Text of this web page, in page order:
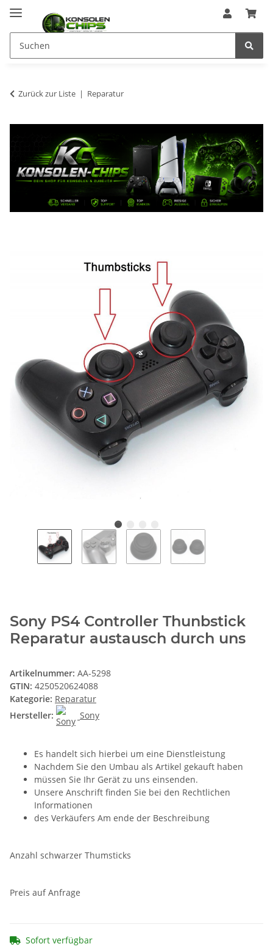
Zurück zur Liste Reparatur
Sony PS4 Controller Thunbstick
Reparatur austausch durch uns
Artikelnummer: AA-5298
GTIN: 4250520624088
Kategorie: Reparatur
Hersteller:
Sony
Es handelt sich hierbei um eine Dienstleistung
Nachdem Sie den Umbau als Artikel gekauft haben
müssen Sie Ihr Gerät zu uns einsenden.
Unsere Anschrift finden Sie bei den Rechtlichen
Informationen
des Verkäufers Am ende der Beschreibung
Anzahl schwarzer Thumsticks
Preis auf Anfrage
Sofort verfügbar